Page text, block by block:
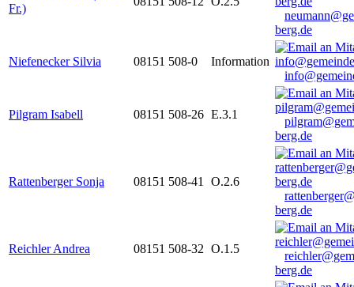
Fr.)
berg.de
Niefenecker Silvia 08151 508-0
Information
Pilgram Isabell 08151 508-26 E.3.1
berg.de
Rattenberger Sonja 08151 508-41
O.2.6
berg.de
Reichler Andrea 08151 508-32 O.1.5
berg.de